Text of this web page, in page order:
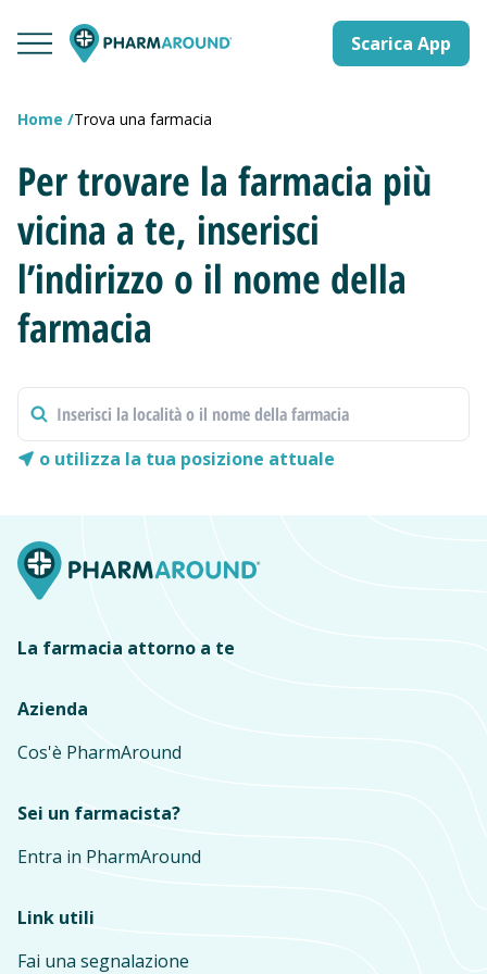
Scarica App
Home Trova una farmacia
Per trovare la farmacia più
vicina a te, inserisci
l’indirizzo o il nome della
farmacia
o utilizza la tua posizione attuale
La farmacia attorno a te
Azienda
Cos'è PharmAround
Sei un farmacista?
Entra in PharmAround
Link utili
Fai una segnalazione